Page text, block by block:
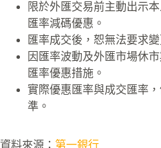
限於外匯交易前主動出示
匯率減碼優惠。
匯率成交後，恕無法要求
因匯率波動及外匯市場休
匯率優惠措施。
實際優惠匯率與成交匯率
準。
資料來源： 第一銀行